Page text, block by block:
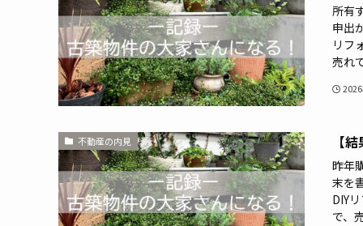
所有
申出
リフ
売れ
不動産の内見 【
昨年
末を
DIY
で、